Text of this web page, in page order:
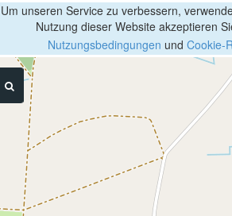
Um unseren Service zu verbessern,
Nutzung dieser Website akzeptieren
Nutzungsbedingungen und Cookie-